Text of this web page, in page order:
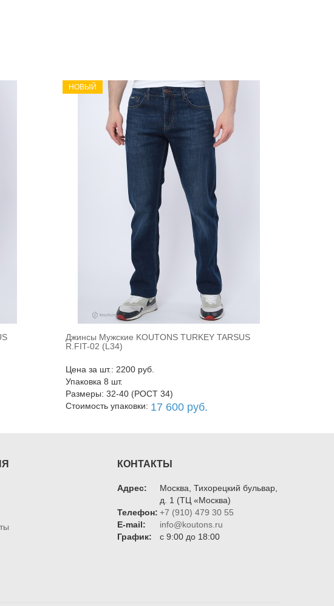
В корзину
НОВЫЙ
Джинсы Мужские KOUTONS TURKEY TARSUS
R.FIT-02 (L34)
Цена за шт.: 2200 руб.
Упаковка 8 шт.
Размеры: 32-40 (РОСТ 34)
Стоимость упаковки: 17 600 руб.
КОНТАКТЫ
Адрес:
Москва, Тихорецкий бульвар,
д. 1 (ТЦ «Москва)
Телефон: +7 (910) 479 30 55
E-mail:
info@koutons.ru
График:
c 9:00 до 18:00